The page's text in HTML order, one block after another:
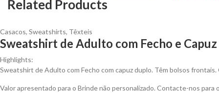
Related Products
Casacos, Sweatshirts, Têxteis
Sweatshirt de Adulto com Fecho e
Highlights:
Sweatshirt de Adulto com Fecho com capuz duplo. Têm bolsos
Valor apresentado para o Brinde não personalizado. Contacte-nos para